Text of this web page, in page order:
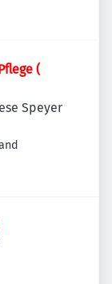
(
Speyer